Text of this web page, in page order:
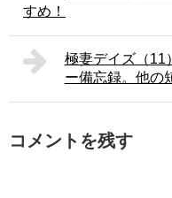
すめ！
極妻デイズ（
ー備忘録。他の
コメントを残す